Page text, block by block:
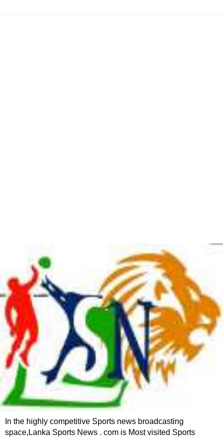
In the highly competitive Sports news broadcasting
space,Lanka Sports News . com is Most visited Sports